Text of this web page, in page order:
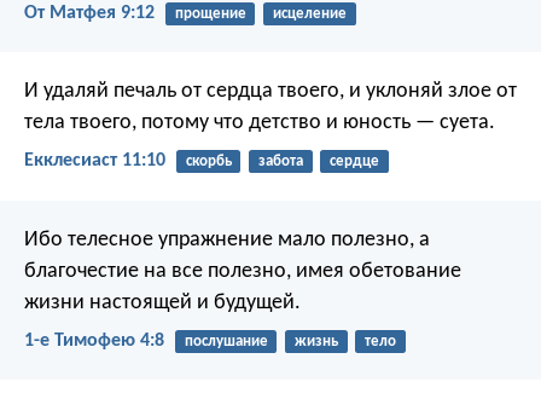
От Матфея 9:12 прощение исцеление
И удаляй печаль от сердца твоего, и уклоняй злое от
тела твоего, потому что детство и юность — суета.
Екклесиаст 11:10 скорбь забота сердце
Ибо телесное упражнение мало полезно, а
благочестие на все полезно, имея обетование
жизни настоящей и будущей.
1-е Тимофею 4:8 послушание жизнь тело